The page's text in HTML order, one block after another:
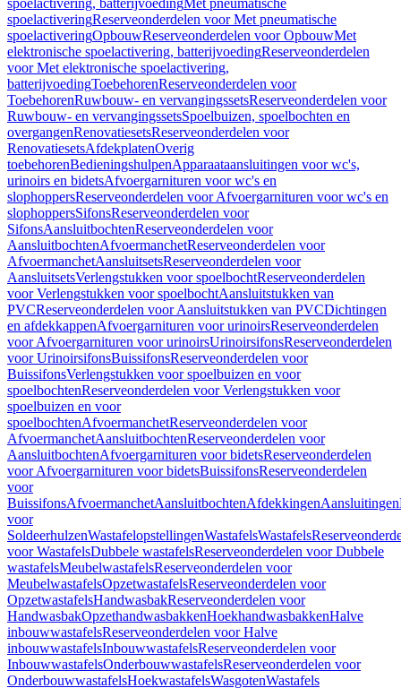
spoelactivering, batterijvoedingMet pneumatische
spoelactiveringReserveonderdelen voor Met pneumatische
spoelactiveringOpbouwReserveonderdelen voor OpbouwMet
elektronische spoelactivering, batterijvoedingReserveonderdelen
voor Met elektronische spoelactivering,
batterijvoedingToebehorenReserveonderdelen voor
ToebehorenRuwbouw- en vervangingssetsReserveonderdelen voor
Ruwbouw- en vervangingssetsSpoelbuizen, spoelbochten en
overgangenRenovatiesetsReserveonderdelen voor
RenovatiesetsAfdekplatenOverig
toebehorenBedieningshulpenApparaataansluitingen voor wc's,
urinoirs en bidetsAfvoergarnituren voor wc's en
slophoppersReserveonderdelen voor Afvoergarnituren voor wc's en
slophoppersSifonsReserveonderdelen voor
SifonsAansluitbochtenReserveonderdelen voor
AansluitbochtenAfvoermanchetReserveonderdelen voor
AfvoermanchetAansluitsetsReserveonderdelen voor
AansluitsetsVerlengstukken voor spoelbochtReserveonderdelen
voor Verlengstukken voor spoelbochtAansluitstukken van
PVCReserveonderdelen voor Aansluitstukken van PVCDichtingen
en afdekkappenAfvoergarnituren voor urinoirsReserveonderdelen
voor Afvoergarnituren voor urinoirsUrinoirsifonsReserveonderdelen
voor UrinoirsifonsBuissifonsReserveonderdelen voor
BuissifonsVerlengstukken voor spoelbuizen en voor
spoelbochtenReserveonderdelen voor Verlengstukken voor
spoelbuizen en voor
spoelbochtenAfvoermanchetReserveonderdelen voor
AfvoermanchetAansluitbochtenReserveonderdelen voor
AansluitbochtenAfvoergarnituren voor bidetsReserveonderdelen
voor Afvoergarnituren voor bidetsBuissifonsReserveonderdelen
voor
BuissifonsAfvoermanchetAansluitbochtenAfdekkingenAansluitingen
voor
SoldeerhulzenWastafelopstellingenWastafelsWastafels
voor WastafelsDubbele wastafelsReserveonderdelen voor Dubbele
wastafelsMeubelwastafelsReserveonderdelen voor
MeubelwastafelsOpzetwastafelsReserveonderdelen voor
OpzetwastafelsHandwasbakReserveonderdelen voor
HandwasbakOpzethandwasbakkenHoekhandwasbakkenHalve
inbouwwastafelsReserveonderdelen voor Halve
inbouwwastafelsInbouwwastafelsReserveonderdelen voor
InbouwwastafelsOnderbouwwastafelsReserveonderdelen voor
OnderbouwwastafelsHoekwastafelsWasgotenWastafels